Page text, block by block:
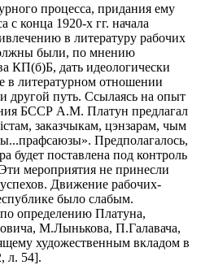
процесса, придания ему
с конца 1920-х гг. начала
в литературу рабочих
были, по мнению
КП(б)Б, дать идеологически
в литературном отношении
другой путь. Ссылаясь на опыт
БССР А.М. Платун предлагал
заказчыкам, цэнзарам, чым
Предполагалось,
будет поставлена под контроль
мероприятия не принесли
Движение рабочих-
было слабым.
определению Платуна,
М.Лынькова, П.Галавача,
художественным вкладом в
л. 54].